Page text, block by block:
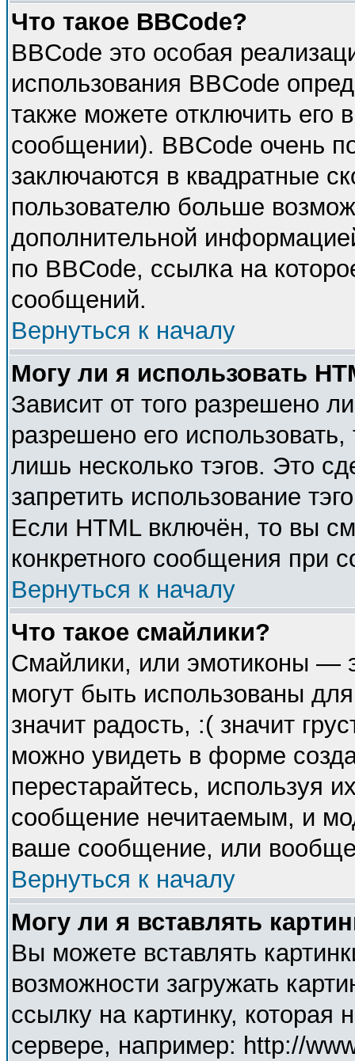
Что такое BBCode?
BBCode это особая
использования BBCode
также можете отключить
сообщении). BBCode очень
заключаются в квадратные
пользователю больше
дополнительной
по BBCode, ссылка на
сообщений.
Вернуться к началу
Могу ли я использовать
Зависит от того разрешено
разрешено его использовать,
лишь несколько тэгов. Это
запретить использование
Если HTML включён, то вы
конкретного сообщения при
Вернуться к началу
Что такое смайлики?
Смайлики, или эмотиконы —
могут быть использованы
значит радость, :( значит
можно увидеть в форме
перестарайтесь, используя
сообщение нечитаемым, и
ваше сообщение, или вообще
Вернуться к началу
Могу ли я вставлять
Вы можете вставлять
возможности загружать
ссылку на картинку,
сервере, например: http://